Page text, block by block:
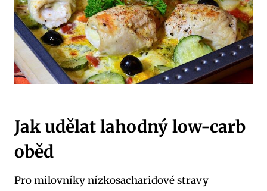
Jak udělat lahodný low-carb
oběd
Pro milovníky nízkosacharidové stravy